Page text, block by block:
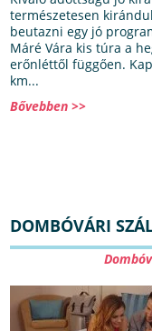
természetesen
beutazni egy jó
Máré Vára kis túra a
erőnléttől függően.
km...
Bővebben >>
DOMBÓVÁRI